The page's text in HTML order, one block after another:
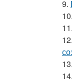
9.
10.
11.
12.
13.
14.